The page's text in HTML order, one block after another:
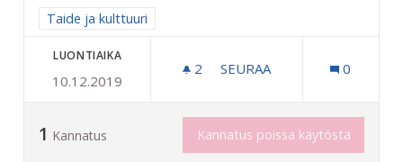
Rajaa tulokset aihepiirin mukaan: Taide ja kulttuuri
Taide ja kulttuuri
LUONTIAIKA
10.12.2019
2 2 SEURAAJAA
SEURAA 0
1 Kannatus Kannatus poissa käytöstä